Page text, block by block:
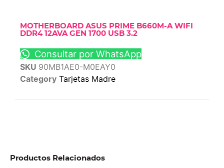
MOTHERBOARD ASUS PRIME B660M-A WIFI
DDR4 12AVA GEN 1700 USB 3.2
Consultar por WhatsApp
SKU 90MB1AE0-M0EAY0
Category Tarjetas Madre
Productos Relacionados